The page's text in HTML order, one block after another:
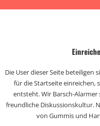
Die User dieser Seite beteiligen
für die Startseite einreichen,
entsteht. Wir Barsch-
freundliche Diskussionskultur.
von Gummis und